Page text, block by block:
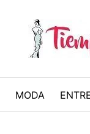
MODA